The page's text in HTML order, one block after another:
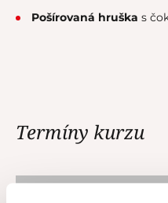
Pošírovaná hruška s
Termíny kurzu
V tuto chvíli